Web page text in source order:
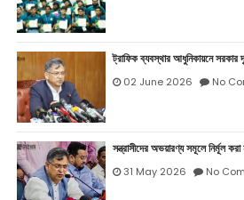
ট্রাফিক ব্যবস্থার আধুনিকায়নে সরকার
02 June 2026 No
সন্ত্রাসীদের অভয়ারণ্য সমূলে নির্মূল
31 May 2026 No